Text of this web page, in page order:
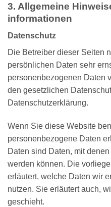
3. Allgemeine
informationen
Datenschutz
Die Betreiber dieser Seiten
persönlichen Daten sehr
personenbezogenen Daten
den gesetzlichen
Datenschutzerklärung.
Wenn Sie diese Website
personenbezogene Daten
Daten sind Daten, mit
werden können. Die
erläutert, welche Daten wir
nutzen. Sie erläutert auch,
geschieht.